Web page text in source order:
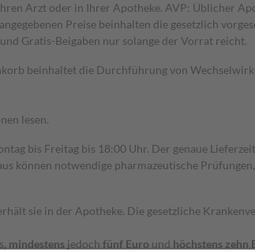
Arzt oder in Ihrer Apotheke. AVP: Üblicher
Preise beinhalten die gesetzlich
Gratis-Beigaben nur solange der Vorrat reicht.
beinhaltet die Durchführung von
lesen.
bis Freitag bis 18:00 Uhr. Der genaue
können notwendige pharmazeutische
sie in der Apotheke. Die gesetzliche
mindestens jedoch fünf Euro und höchstens zehn